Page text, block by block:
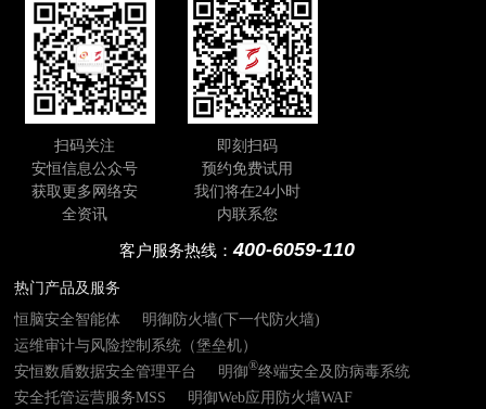
扫码关注
安恒信息公众号
获取更多网络安
全资讯
即刻扫码
预约免费试用
我们将在24小时
内联系您
客户服务热线：400-6059-110
热门产品及服务
恒脑安全智能体
明御防火墙(下一代防火墙)
运维审计与风险控制系统（堡垒机）
安恒数盾数据安全管理平台
明御®终端安全及防病毒系统
安全托管运营服务MSS
明御Web应用防火墙WAF